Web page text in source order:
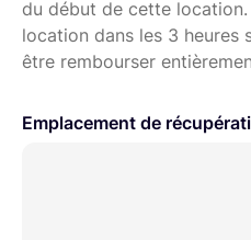
du début de cette
location dans les 3 heures
être rembourser
Emplacement de